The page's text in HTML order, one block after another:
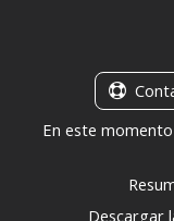
En este
Descargar